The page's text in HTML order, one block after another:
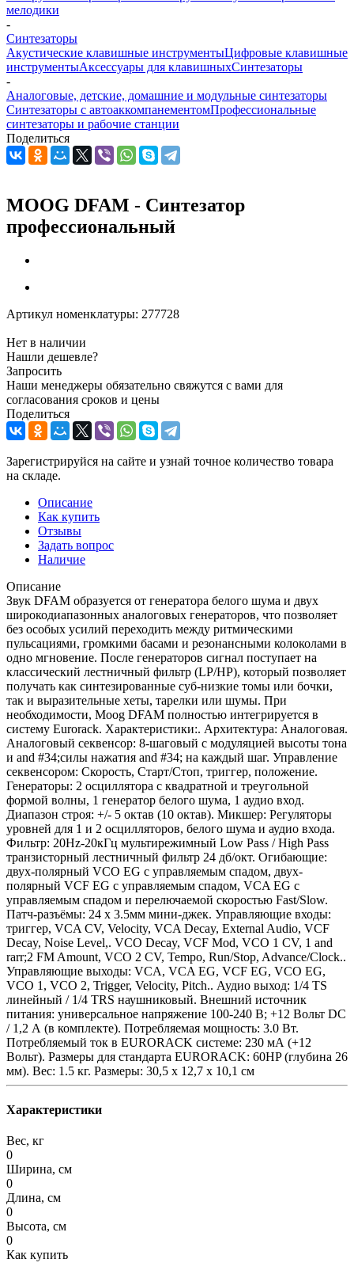
мелодики
-
Синтезаторы
Акустические клавишные инструментыЦифровые клавишные
инструментыАксессуары для клавишныхСинтезаторы
-
Аналоговые, детские, домашние и модульные синтезаторы
Синтезаторы с автоаккомпанементомПрофессиональные
синтезаторы и рабочие станции
Поделиться
MOOG DFAM - Синтезатор
профессиональный
Артикул номенклатуры: 277728
Нет в наличии
Нашли дешевле?
Запросить
Наши менеджеры обязательно свяжутся с вами для
согласования сроков и цены
Поделиться
Зарегистрируйся на сайте и узнай точное количество товара
на складе.
Описание
Как купить
Отзывы
Задать вопрос
Наличие
Описание
Звук DFAM образуется от генератора белого шума и двух
широкодиапазонных аналоговых генераторов, что позволяет
без особых усилий переходить между ритмическими
пульсациями, громкими басами и резонансными колоколами в
одно мгновение. После генераторов сигнал поступает на
классический лестничный фильтр (LP/HP), который позволяет
получать как синтезированные суб-низкие томы или бочки,
так и выразительные хеты, тарелки или шумы. При
необходимости, Moog DFAM полностью интегрируется в
систему Eurorack. Характеристики:. Архитектура: Аналоговая.
Аналоговый секвенсор: 8-шаговый с модуляцией высоты тона
и and #34;силы нажатия and #34; на каждый шаг. Управление
секвенсором: Скорость, Старт/Стоп, триггер, положение.
Генераторы: 2 осциллятора с квадратной и треугольной
формой волны, 1 генератор белого шума, 1 аудио вход.
Диапазон строя: +/- 5 октав (10 октав). Микшер: Регуляторы
уровней для 1 и 2 осцилляторов, белого шума и аудио входа.
Фильтр: 20Hz-20кГц мультирежимный Low Pass / High Pass
транзисторный лестничный фильтр 24 дб/окт. Огибающие:
двух-полярный VCO EG с управляемым спадом, двух-
полярный VCF EG с управляемым спадом, VCA EG с
управляемым спадом и перелючаемой скоростью Fast/Slow.
Патч-разъёмы: 24 x 3.5мм мини-джек. Управляющие входы:
триггер, VCA CV, Velocity, VCA Decay, External Audio, VCF
Decay, Noise Level,. VCO Decay, VCF Mod, VCO 1 CV, 1 and
rarr;2 FM Amount, VCO 2 CV, Tempo, Run/Stop, Advance/Clock..
Управляющие выходы: VCA, VCA EG, VCF EG, VCO EG,
VCO 1, VCO 2, Trigger, Velocity, Pitch.. Аудио выход: 1/4 TS
линейный / 1/4 TRS наушниковый. Внешний источник
питания: универсальное напряжение 100-240 В; +12 Вольт DC
/ 1,2 А (в комплекте). Потребляемая мощность: 3.0 Вт.
Потребляемый ток в EURORACK системе: 230 мА (+12
Вольт). Размеры для стандарта EURORACK: 60HP (глубина 26
мм). Вес: 1.5 кг. Размеры: 30,5 x 12,7 x 10,1 см
Характеристики
Вес, кг
0
Ширина, см
0
Длина, см
0
Высота, см
0
Как купить